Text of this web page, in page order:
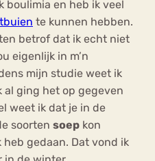
boulimia en heb ik veel
te kunnen hebben.
betrof dat ik echt niet
eigenlijk in m’n
mijn studie weet ik
al ging het op gegeven
weet ik dat je in de
soorten soep kon
gedaan. Dat vond ik